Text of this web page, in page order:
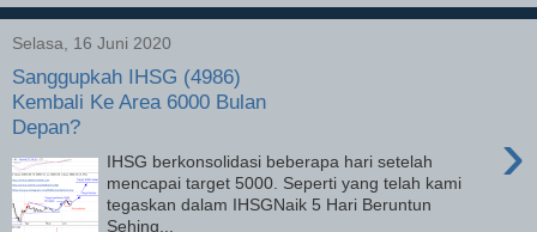
Selasa, 16 Juni 2020
Sanggupkah IHSG (4986)
Kembali Ke Area 6000 Bulan
Depan?
›
IHSG berkonsolidasi beberapa hari setelah
mencapai target 5000. Seperti yang telah kami
tegaskan dalam IHSGNaik 5 Hari Beruntun
Sehing...